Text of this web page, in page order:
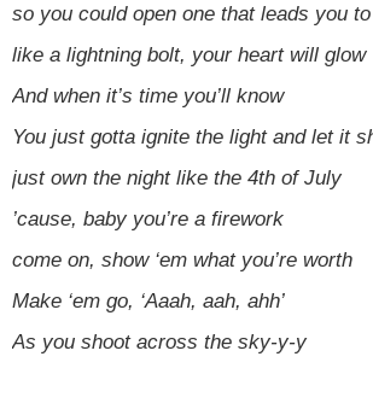
so you could open one that leads you
like a lightning bolt, your heart will glow
And when it’s time you’ll know
You just gotta ignite the light and let it
just own the night like the 4th of July
’cause, baby you’re a firework
come on, show ‘em what you’re worth
Make ‘em go, ‘Aaah, aah, ahh’
As you shoot across the sky-y-y